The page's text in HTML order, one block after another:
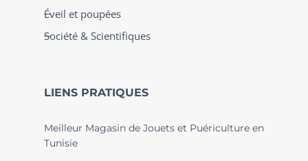
Éveil et poupées
Société & Scientifiques
LIENS PRATIQUES
Meilleur Magasin de Jouets et Puériculture en
Tunisie